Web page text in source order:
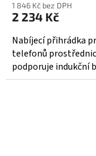
1 846 Kč bez DPH
2 234 Kč
Nabíjecí přihrádka
telefonů
podporuje indukční